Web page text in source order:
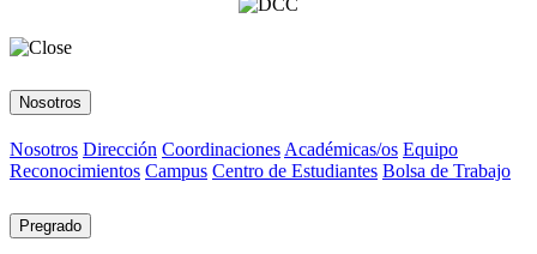
Nosotros
Nosotros Dirección Coordinaciones Académicas/os Equipo
Reconocimientos Campus Centro de Estudiantes Bolsa de Trabajo
Pregrado